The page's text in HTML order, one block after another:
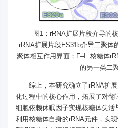
图1：rRNA扩展片段介导的
rRNA扩展片段ES31b介导二聚体
聚体相互作用界面；F–I. 核糖体
的另一类二
综上，本研究确立了rRNA扩
化过程中的核心作用，拓展了对
细胞依赖休眠因子实现核糖体失
利用核糖体自身的rRNA元件，实